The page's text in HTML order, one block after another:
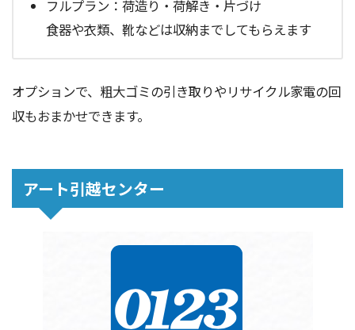
フルプラン：荷造り・荷解き・片づけ
食器や衣類、靴などは収納までしてもらえます
オプションで、粗大ゴミの引き取りやリサイクル家電の回
収もおまかせできます。
アート引越センター